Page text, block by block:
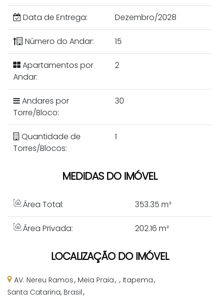
Data de Entrega: Dezembro/2028
Número do Andar: 15
Apartamentos por
Andar:
2
Andares por
Torre/Bloco:
30
Quantidade de
Torres/Blocos:
1
MEDIDAS DO IMÓVEL
Área Total: 353.35 m²
Área Privada: 202.16 m²
LOCALIZAÇÃO DO IMÓVEL
AV. Nereu Ramos Meia Praia
Itapema
Santa Catarina, Brasil